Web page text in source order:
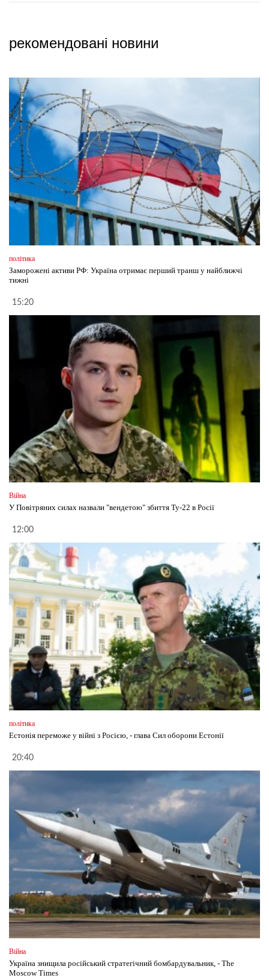
рекомендовані новини
політика
Заморожені активи РФ: Україна отримає перший транш у найближчі
тижні
15:20
Війна
У Повітряних силах назвали "вендетою" збиття Ту-22 в Росії
12:00
політика
Естонія переможе у війні з Росією, - глава Сил оборони Естонії
20:40
Війна
Україна знищила російський стратегічний бомбардувальник, - The
Moscow Times